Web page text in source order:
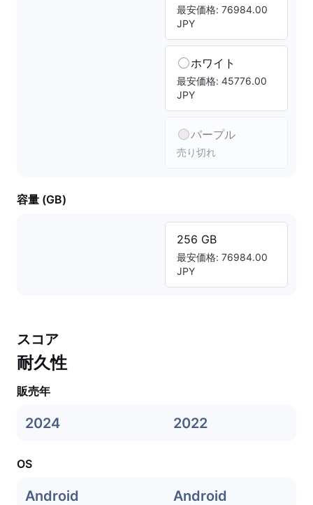
最安価格: 76984.00
JPY
ホワイト
最安価格: 45776.00
JPY
パープル
売り切れ
容量 (GB)
256 GB
最安価格: 76984.00
JPY
スコア
耐久性
販売年
2024 2022
OS
Android Android